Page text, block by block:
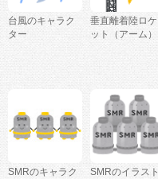
台風のキャラク
ター
垂直離着陸ロケ
ット（アーム）
SMRのキャラク
SMRのイラスト